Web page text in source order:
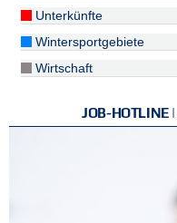
Unterkünfte
Wintersportgebiete
Wirtschaft
JOB-HOTLINE